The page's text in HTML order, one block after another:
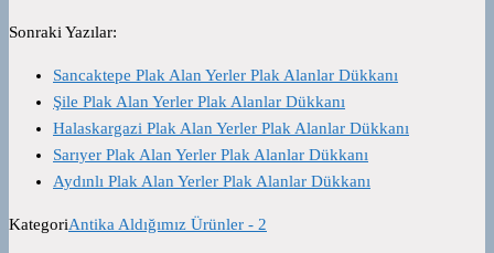
Sonraki Yazılar:
Sancaktepe Plak Alan Yerler Plak Alanlar Dükkanı
Şile Plak Alan Yerler Plak Alanlar Dükkanı
Halaskargazi Plak Alan Yerler Plak Alanlar Dükkanı
Sarıyer Plak Alan Yerler Plak Alanlar Dükkanı
Aydınlı Plak Alan Yerler Plak Alanlar Dükkanı
KategoriAntika Aldığımız Ürünler - 2